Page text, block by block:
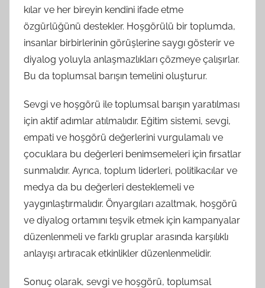
kılar ve her bireyin kendini ifade etme
özgürlüğünü destekler. Hoşgörülü bir toplumda,
insanlar birbirlerinin görüşlerine saygı gösterir ve
diyalog yoluyla anlaşmazlıkları çözmeye çalışırlar.
Bu da toplumsal barışın temelini oluşturur.
Sevgi ve hoşgörü ile toplumsal barışın yaratılması
için aktif adımlar atılmalıdır. Eğitim sistemi, sevgi,
empati ve hoşgörü değerlerini vurgulamalı ve
çocuklara bu değerleri benimsemeleri için fırsatlar
sunmalıdır. Ayrıca, toplum liderleri, politikacılar ve
medya da bu değerleri desteklemeli ve
yaygınlaştırmalıdır. Önyargıları azaltmak, hoşgörü
ve diyalog ortamını teşvik etmek için kampanyalar
düzenlenmeli ve farklı gruplar arasında karşılıklı
anlayışı artıracak etkinlikler düzenlenmelidir.
Sonuç olarak, sevgi ve hoşgörü, toplumsal